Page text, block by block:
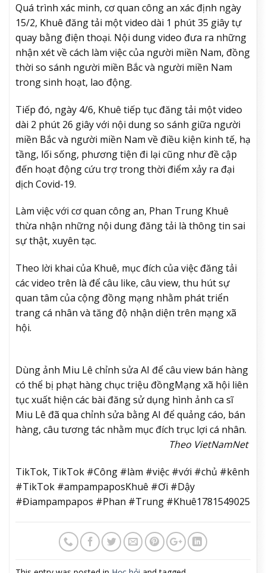
Quá trình xác minh, cơ quan công an xác định ngày
15/2, Khuê đăng tải một video dài 1 phút 35 giây tự
quay bằng điện thoại. Nội dung video đưa ra những
nhận xét về cách làm việc của người miền Nam, đồng
thời so sánh người miền Bắc và người miền Nam
trong sinh hoạt, lao động.
Tiếp đó, ngày 4/6, Khuê tiếp tục đăng tải một video
dài 2 phút 26 giây với nội dung so sánh giữa người
miền Bắc và người miền Nam về điều kiện kinh tế, hạ
tầng, lối sống, phương tiện đi lại cũng như đề cập
đến hoạt động cứu trợ trong thời điểm xảy ra đại
dịch Covid-19.
Làm việc với cơ quan công an, Phan Trung Khuê
thừa nhận những nội dung đăng tải là thông tin sai
sự thật, xuyên tạc.
Theo lời khai của Khuê, mục đích của việc đăng tải
các video trên là để câu like, câu view, thu hút sự
quan tâm của cộng đồng mạng nhằm phát triển
trang cá nhân và tăng độ nhận diện trên mạng xã
hội.
Dùng ảnh Miu Lê chỉnh sửa AI để câu view bán hàng
có thể bị phạt hàng chục triệu đồngMạng xã hội liên
tục xuất hiện các bài đăng sử dụng hình ảnh ca sĩ
Miu Lê đã qua chỉnh sửa bằng AI để quảng cáo, bán
hàng, câu tương tác nhằm mục đích trục lợi cá nhân.
Theo VietNamNet
TikTok, TikTok #Công #làm #việc #với #chủ #kênh
#TikTok #ampampaposKhuê #Ơi #Dậy
#Điampampapos #Phan #Trung #Khuê1781549025